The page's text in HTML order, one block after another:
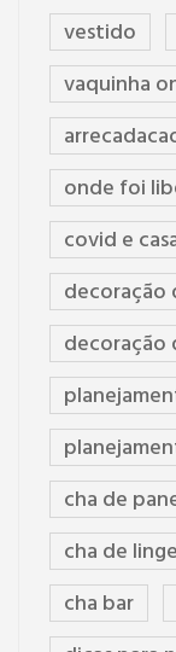
vestido
vaquinha
onde foi
covid e
decoração
cha de
cha de
cha bar